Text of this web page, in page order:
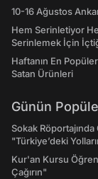
10-16 Ağustos
Hem Serinletiyor
Serinlemek İçin
Haftanın En
Satan Ürünleri
Günün
Sokak Röportajında
"Türkiye’deki
Kur'an Kursu
Çağırın"